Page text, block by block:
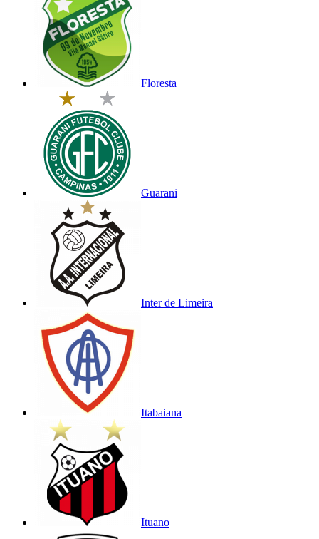
Floresta
Guarani
Inter de Limeira
Itabaiana
Ituano